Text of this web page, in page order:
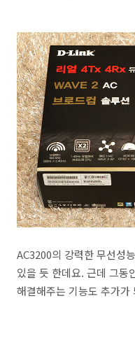
AC3200의 강력한 무선성
있을 듯 한데요. 근데 그동
해결해주는 기능도 추가가